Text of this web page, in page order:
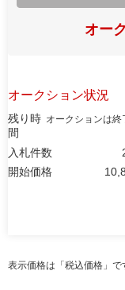
オー
オークション状況
残り時
間
オークションは終
入札件数
開始価格
表示価格は「税込価格」で